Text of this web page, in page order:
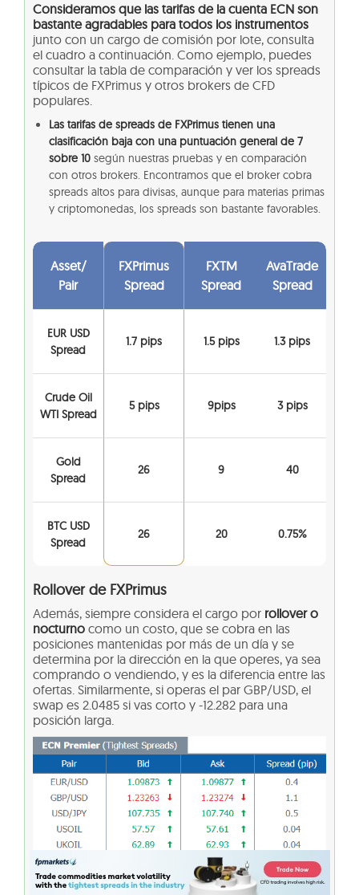
Consideramos que las tarifas de la cuenta ECN son
bastante agradables para todos los instrumentos
junto con un cargo de comisión por lote, consulta
el cuadro a continuación. Como ejemplo, puedes
consultar la tabla de comparación y ver los spreads
típicos de FXPrimus y otros brokers de CFD
populares.
Las tarifas de spreads de FXPrimus tienen una
clasificación baja con una puntuación general de 7
sobre 10 según nuestras pruebas y en comparación
con otros brokers. Encontramos que el broker cobra
spreads altos para divisas, aunque para materias primas
y criptomonedas, los spreads son bastante favorables.
Asset/
Pair
FXPrimus
Spread
FXTM
Spread
AvaTrade
Spread
EUR USD
Spread
1.7 pips 1.5 pips 1.3 pips
Crude Oil
WTI Spread
5 pips 9pips 3 pips
Gold
Spread
26 9 40
BTC USD
Spread
26 20 0.75%
Rollover de FXPrimus
Además, siempre considera el cargo por rollover o
nocturno como un costo, que se cobra en las
posiciones mantenidas por más de un día y se
determina por la dirección en la que operes, ya sea
comprando o vendiendo, y es la diferencia entre las
ofertas. Similarmente, si operas el par GBP/USD, el
swap es 2.0485 si vas corto y -12.282 para una
posición larga.